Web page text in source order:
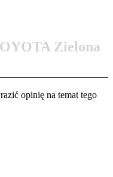
Zielona
opinię na temat tego